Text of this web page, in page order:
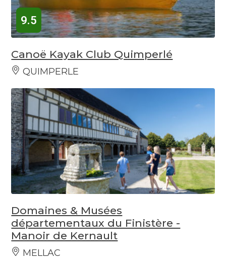
9.5
Canoë Kayak Club Quimperlé
QUIMPERLE
Domaines & Musées
départementaux du Finistère -
Manoir de Kernault
MELLAC